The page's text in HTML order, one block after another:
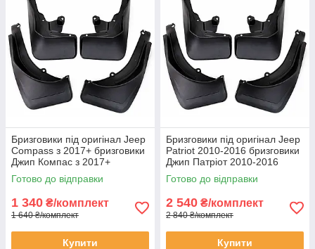
Бризговики під оригінал Jeep
Compass з 2017+ бризговики
Джип Компас з 2017+
Готово до відправки
1 340 ₴/комплект
1 640 ₴/комплект
Купити
Бризговики під оригінал Jeep
Patriot 2010-2016 бризговики
Джип Патріот 2010-2016
Готово до відправки
2 540 ₴/комплект
2 840 ₴/комплект
Купити